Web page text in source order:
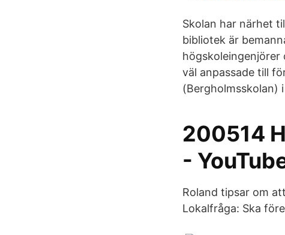
Skolan har närhet
bibliotek är
högskoleingenjörer
väl anpassade till
(Bergholmsskolan)
200514
-
Roland tipsar om
Lokalfråga: Ska